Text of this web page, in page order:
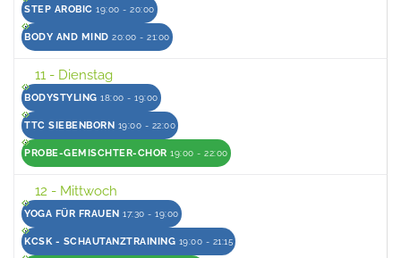
STEP AROBIC 19:00 - 20:00
BODY AND MIND 20:00 - 21:00
11 - Dienstag
BODYSTYLING 18:00 - 19:00
TTC SIEBENBORN 19:00 - 22:00
PROBE-GEMISCHTER-CHOR 19:00 - 22:00
12 - Mittwoch
YOGA FÜR FRAUEN 17:30 - 19:00
KCSK - SCHAUTANZTRAINING 19:00 - 21:15